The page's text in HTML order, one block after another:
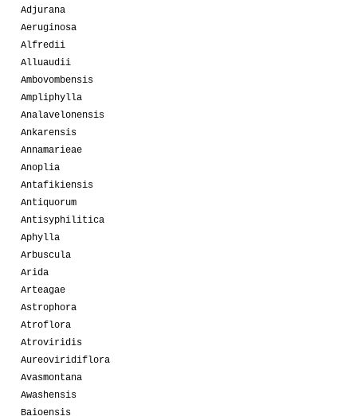
Adjurana
Aeruginosa
Alfredii
Alluaudii
Ambovombensis
Ampliphylla
Analavelonensis
Ankarensis
Annamarieae
Anoplia
Antafikiensis
Antiquorum
Antisyphilitica
Aphylla
Arbuscula
Arida
Arteagae
Astrophora
Atroflora
Atroviridis
Aureoviridiflora
Avasmontana
Awashensis
Baioensis